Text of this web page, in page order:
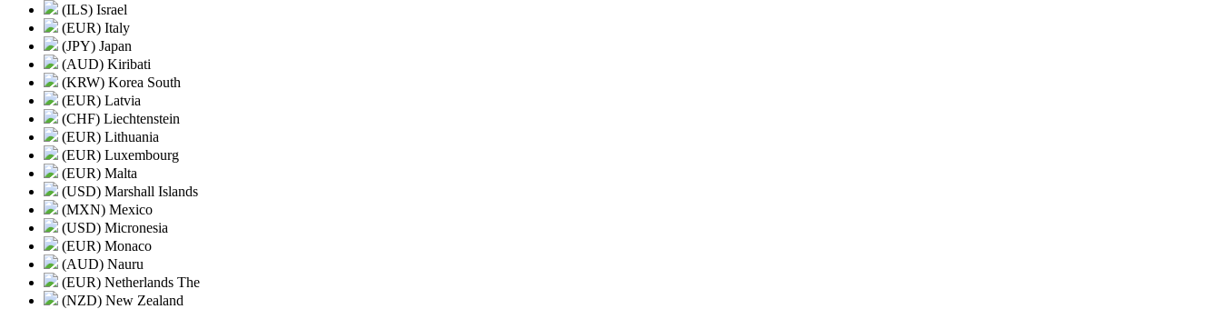
(ILS) Israel
(EUR) Italy
(JPY) Japan
(AUD) Kiribati
(KRW) Korea South
(EUR) Latvia
(CHF) Liechtenstein
(EUR) Lithuania
(EUR) Luxembourg
(EUR) Malta
(USD) Marshall Islands
(MXN) Mexico
(USD) Micronesia
(EUR) Monaco
(AUD) Nauru
(EUR) Netherlands The
(NZD) New Zealand